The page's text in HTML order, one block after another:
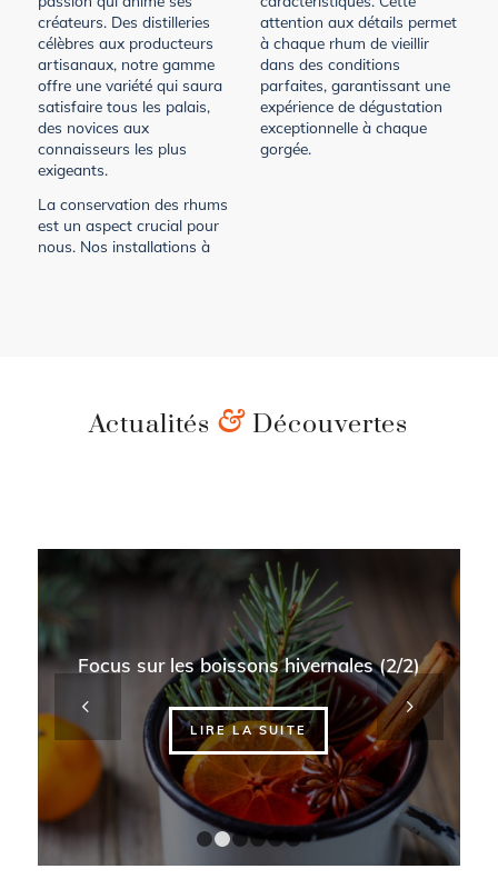
créateurs. Des distilleries
célèbres aux producteurs
artisanaux, notre gamme
offre une variété qui saura
satisfaire tous les palais,
des novices aux
connaisseurs les plus
exigeants.
La conservation des rhums
est un aspect crucial pour
nous. Nos installations à
attention aux détails permet
à chaque rhum de vieillir
dans des conditions
parfaites, garantissant une
expérience de dégustation
exceptionnelle à chaque
gorgée.
Actualités & Découvertes
Focus sur les boissons hivernales (2/2)
LIRE LA SUITE
Suivant
6